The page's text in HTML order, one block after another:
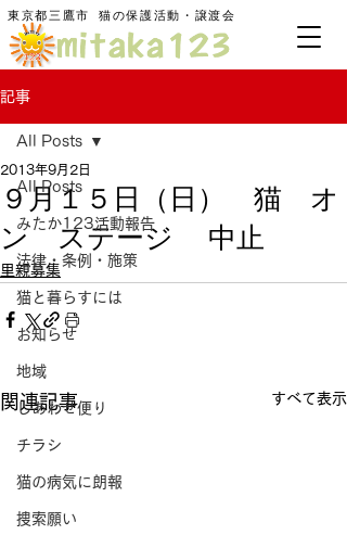
東京都三鷹市 ​猫の保護活動・譲渡会
記事
All Posts
みたか123活動報告
法律・条例・施策
猫と暮らすには
お知らせ
地域
しあわせ便り
チラシ
猫の病気に朗報
捜索願い
All Posts
９月１５日（日） 猫 オ
ン ステージ 中止
2013年9月2日
里親募集
関連記事 すべて表示